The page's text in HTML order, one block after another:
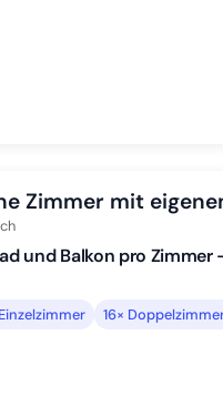
Zimmer mit
und Balkon pro
16×